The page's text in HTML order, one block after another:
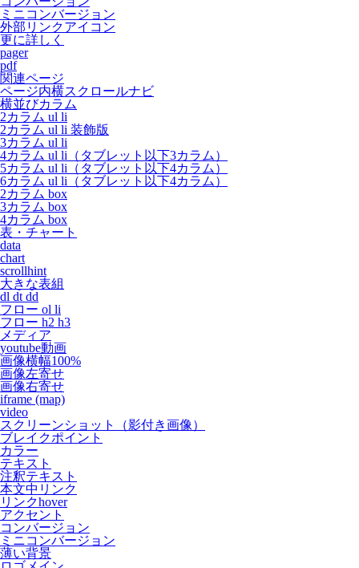
ミニコンバージョン
外部リンクアイコン
更に詳しく
pager
pdf
関連ページ
ページ内横スクロールナビ
横並びカラム
2カラム ul li
2カラム ul li 装飾版
3カラム ul li
4カラム ul li（タブレット以下3カラム）
5カラム ul li（タブレット以下4カラム）
6カラム ul li（タブレット以下4カラム）
2カラム box
3カラム box
4カラム box
表・チャート
data
chart
scrollhint
大きな表組
dl dt dd
フロー ol li
フロー h2 h3
メディア
youtube動画
画像横幅100%
画像左寄せ
画像右寄せ
iframe (map)
video
スクリーンショット（影付き画像）
ブレイクポイント
カラー
テキスト
注釈テキスト
本文中リンク
リンクhover
アクセント
コンバージョン
ミニコンバージョン
薄い背景